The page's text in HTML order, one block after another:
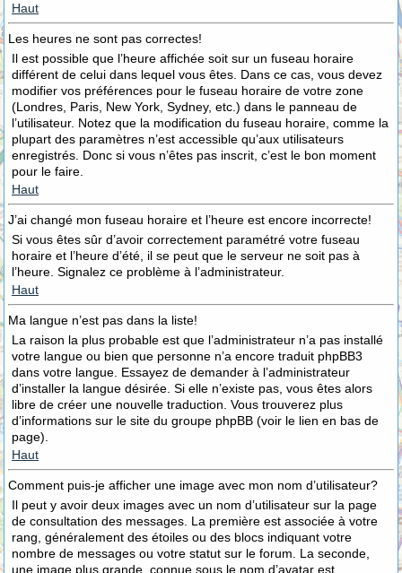
Haut
Les heures ne sont pas correctes!
Il est possible que l’heure affichée soit sur un fuseau horaire
différent de celui dans lequel vous êtes. Dans ce cas, vous devez
modifier vos préférences pour le fuseau horaire de votre zone
(Londres, Paris, New York, Sydney, etc.) dans le panneau de
l’utilisateur. Notez que la modification du fuseau horaire, comme la
plupart des paramètres n’est accessible qu’aux utilisateurs
enregistrés. Donc si vous n’êtes pas inscrit, c’est le bon moment
pour le faire.
Haut
J’ai changé mon fuseau horaire et l’heure est encore incorrecte!
Si vous êtes sûr d’avoir correctement paramétré votre fuseau
horaire et l’heure d’été, il se peut que le serveur ne soit pas à
l’heure. Signalez ce problème à l’administrateur.
Haut
Ma langue n’est pas dans la liste!
La raison la plus probable est que l’administrateur n’a pas installé
votre langue ou bien que personne n’a encore traduit phpBB3
dans votre langue. Essayez de demander à l’administrateur
d’installer la langue désirée. Si elle n’existe pas, vous êtes alors
libre de créer une nouvelle traduction. Vous trouverez plus
d’informations sur le site du groupe phpBB (voir le lien en bas de
page).
Haut
Comment puis-je afficher une image avec mon nom d’utilisateur?
Il peut y avoir deux images avec un nom d’utilisateur sur la page
de consultation des messages. La première est associée à votre
rang, généralement des étoiles ou des blocs indiquant votre
nombre de messages ou votre statut sur le forum. La seconde,
une image plus grande, connue sous le nom d’avatar est